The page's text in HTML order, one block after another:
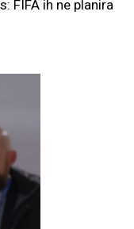
FIFA ih ne planira